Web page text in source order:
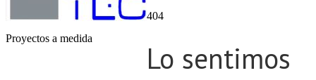
Proyectos a medida
404
Lo sentimos